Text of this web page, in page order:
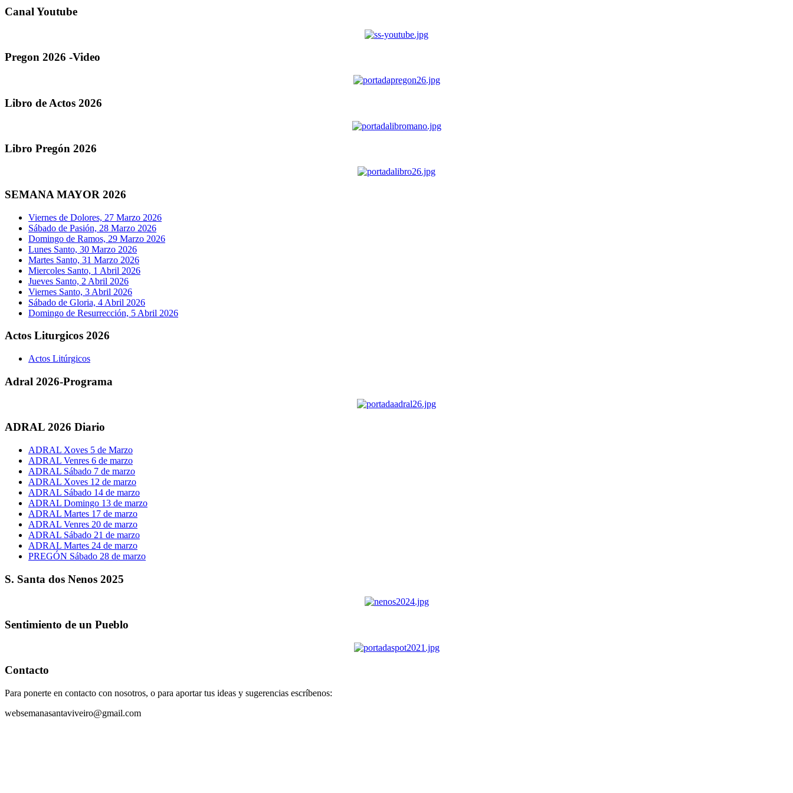
Canal Youtube
Pregon 2026 -Video
Libro de Actos 2026
Libro Pregón 2026
SEMANA MAYOR 2026
Viernes de Dolores, 27 Marzo 2026
Sábado de Pasión, 28 Marzo 2026
Domingo de Ramos, 29 Marzo 2026
Lunes Santo, 30 Marzo 2026
Martes Santo, 31 Marzo 2026
Miercoles Santo, 1 Abril 2026
Jueves Santo, 2 Abril 2026
Viernes Santo, 3 Abril 2026
Sábado de Gloria, 4 Abril 2026
Domingo de Resurrección, 5 Abril 2026
Actos Liturgicos 2026
Actos Litúrgicos
Adral 2026-Programa
ADRAL 2026 Diario
ADRAL Xoves 5 de Marzo
ADRAL Venres 6 de marzo
ADRAL Sábado 7 de marzo
ADRAL Xoves 12 de marzo
ADRAL Sábado 14 de marzo
ADRAL Domingo 13 de marzo
ADRAL Martes 17 de marzo
ADRAL Venres 20 de marzo
ADRAL Sábado 21 de marzo
ADRAL Martes 24 de marzo
PREGÓN Sábado 28 de marzo
S. Santa dos Nenos 2025
Sentimiento de un Pueblo
Contacto
Para ponerte en contacto con nosotros, o para aportar tus ideas y sugerencias escríbenos:
websemanasantaviveiro@gmail.com